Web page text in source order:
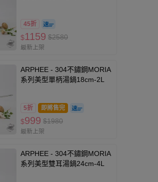
45折
$1159 $2580
最新上架
ARPHEE - 304不鏽鋼MORIA
系列美型單柄湯鍋18cm-2L
5折 即將售完
$999 $1980
最新上架
ARPHEE - 304不鏽鋼MORIA
系列美型雙耳湯鍋24cm-4L